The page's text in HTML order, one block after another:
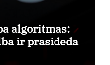
algoritmas:
ir prasideda